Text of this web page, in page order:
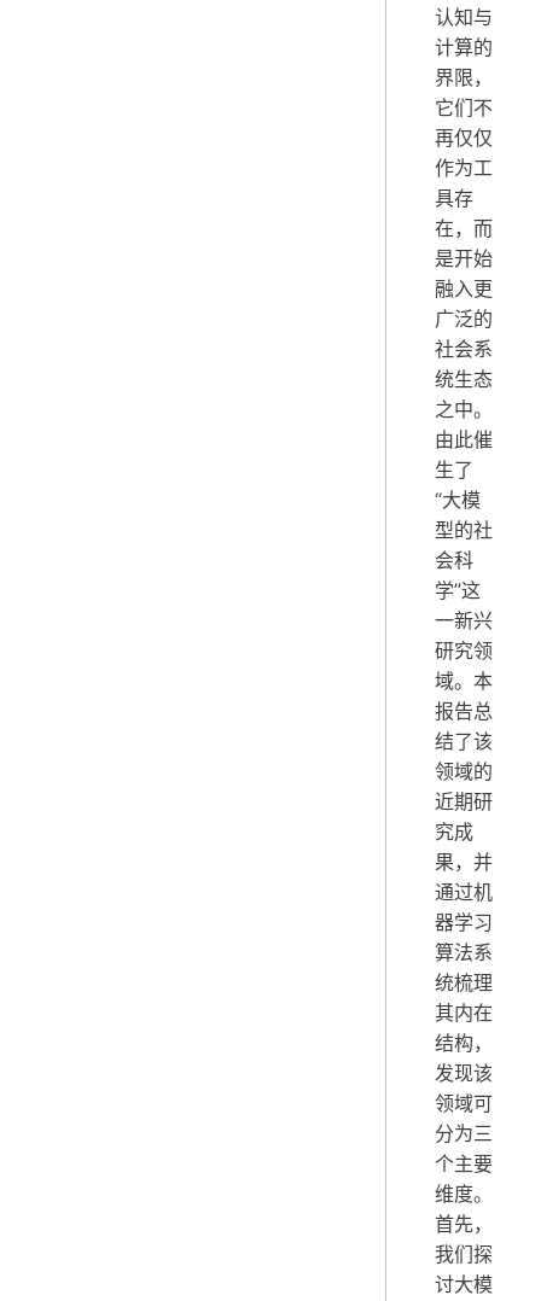
认知与
计算的
界限，
它们不
再仅仅
作为工
具存
在，而
是开始
融入更
广泛的
社会系
统生态
之中。
由此催
生了
“大模
型的社
会科
学”这
一新兴
研究领
域。本
报告总
结了该
领域的
近期研
究成
果，并
通过机
器学习
算法系
统梳理
其内在
结构，
发现该
领域可
分为三
个主要
维度。
首先，
我们探
讨大模